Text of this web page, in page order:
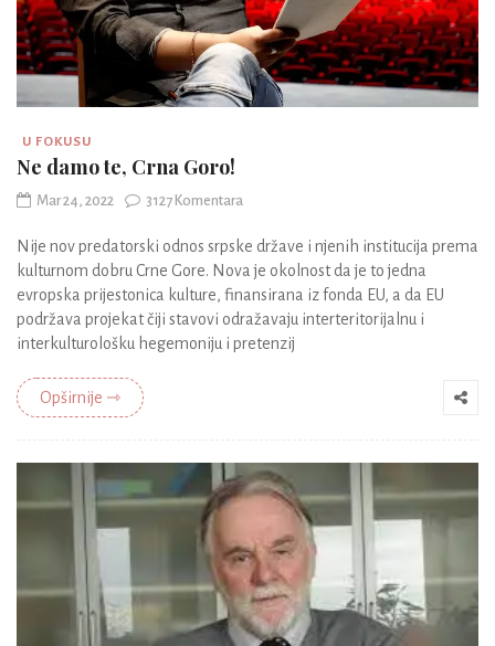
U FOKUSU
Ne damo te, Crna Goro!
Mar 24, 2022 3127 Komentara
Nije nov predatorski odnos srpske države i njenih institucija prema
kulturnom dobru Crne Gore. Nova je okolnost da je to jedna
evropska prijestonica kulture, finansirana iz fonda EU, a da EU
podržava projekat čiji stavovi odražavaju interteritorijalnu i
interkulturološku hegemoniju i pretenzij
Opširnije ⇾